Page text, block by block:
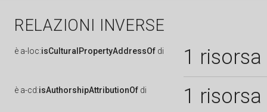
RELAZIONI INVERSE
è a-loc:isCulturalPropertyAddressOf di 1 risorsa
è a-cd:isAuthorshipAttributionOf di 1 risorsa